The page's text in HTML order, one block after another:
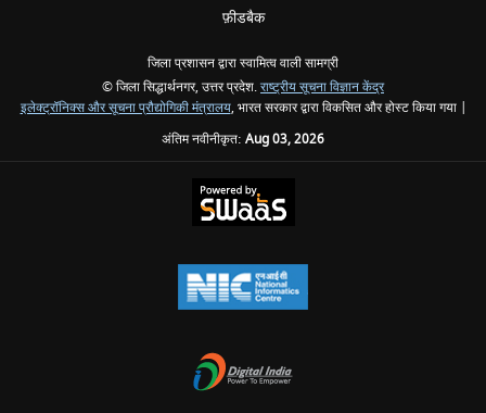
फ़ीडबैक
जिला प्रशासन द्वारा स्वामित्व वाली सामग्री
© जिला सिद्धार्थनगर, उत्तर प्रदेश.राष्ट्रीय सूचना विज्ञान केंद्र
इलेक्ट्रॉनिक्स और सूचना प्रौद्योगिकी मंत्रालय, भारत सरकार द्वारा विकसित और होस्ट किया गया |
अंतिम नवीनीकृत: Aug 03, 2026